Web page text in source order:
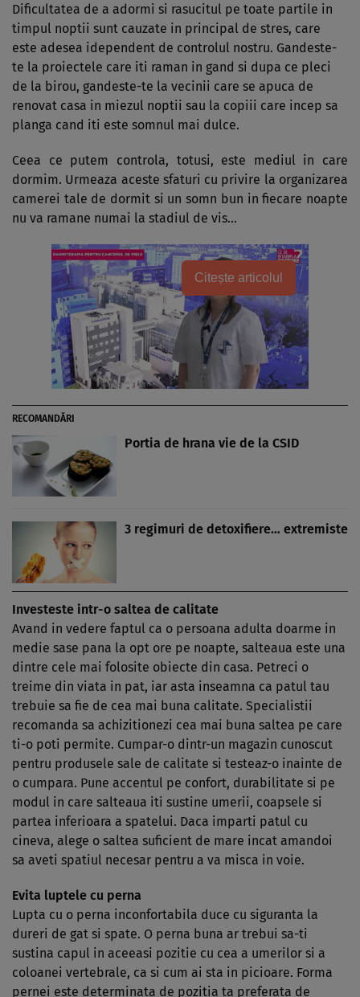
Dificultatea de a adormi si rasucitul pe toate partile in
timpul noptii sunt cauzate in principal de stres, care
este adesea idependent de controlul nostru. Gandeste-
te la proiectele care iti raman in gand si dupa ce pleci
de la birou, gandeste-te la vecinii care se apuca de
renovat casa in miezul noptii sau la copiii care incep sa
planga cand iti este somnul mai dulce.
Ceea ce putem controla, totusi, este mediul in care
dormim. Urmeaza aceste sfaturi cu privire la organizarea
camerei tale de dormit si un somn bun in fiecare noapte
nu va ramane numai la stadiul de vis…
Citește articolul
RECOMANDĂRI
Portia de hrana vie de la CSID
3 regimuri de detoxifiere… extremiste
Investeste intr-o saltea de calitate
Avand in vedere faptul ca o persoana adulta doarme in
medie sase pana la opt ore pe noapte, salteaua este una
dintre cele mai folosite obiecte din casa. Petreci o
treime din viata in pat, iar asta inseamna ca patul tau
trebuie sa fie de cea mai buna calitate. Specialistii
recomanda sa achizitionezi cea mai buna saltea pe care
ti-o poti permite. Cumpar-o dintr-un magazin cunoscut
pentru produsele sale de calitate si testeaz-o inainte de
o cumpara. Pune accentul pe confort, durabilitate si pe
modul in care salteaua iti sustine umerii, coapsele si
partea inferioara a spatelui. Daca imparti patul cu
cineva, alege o saltea suficient de mare incat amandoi
sa aveti spatiul necesar pentru a va misca in voie.
Evita luptele cu perna
Lupta cu o perna inconfortabila duce cu siguranta la
dureri de gat si spate. O perna buna ar trebui sa-ti
sustina capul in aceeasi pozitie cu cea a umerilor si a
coloanei vertebrale, ca si cum ai sta in picioare. Forma
pernei este determinata de pozitia ta preferata de